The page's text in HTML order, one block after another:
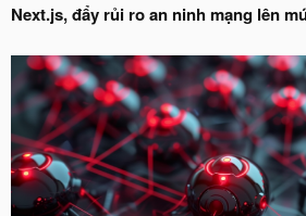
Next.js, đẩy rủi ro an ninh mạng lên